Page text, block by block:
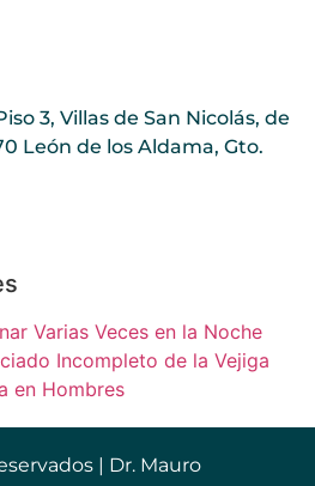
3, Villas de San Nicolás, de
León de los Aldama, Gto.
Varias Veces en la Noche
Incompleto de la Vejiga
en Hombres
| Dr. Mauro